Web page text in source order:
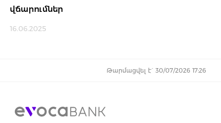
վճարումներ
16.06.2025
Թարմացվել է` 30/07/2026 17:26